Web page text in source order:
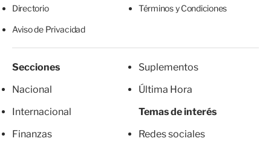
Directorio Términos y Condiciones
Aviso de Privacidad
Secciones
Nacional
Internacional
Finanzas
Suplementos
Última Hora
Temas de interés
Redes sociales